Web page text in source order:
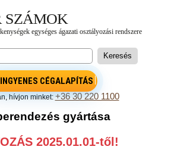
INGYENES CÉGALAPÍTÁS
hívjon minket:+36 30 220 1100
gyártása
2025.01.01-től!